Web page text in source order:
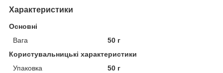
Характеристики
Основні
Вага
50 г
Користувальницькі характеристики
Упаковка
50 г